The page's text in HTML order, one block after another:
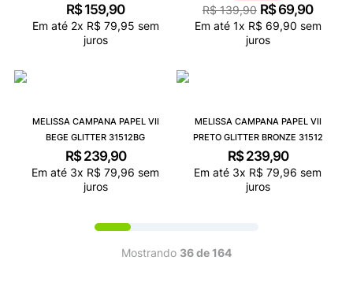
32995
R$ 159,90
Em até 2x R$ 79,95 sem
juros
R$ 139,90 R$ 69,90
Em até 1x R$ 69,90 sem
juros
MELISSA CAMPANA PAPEL VII
BEGE GLITTER 31512BG
R$ 239,90
Em até 3x R$ 79,96 sem
juros
MELISSA CAMPANA PAPEL VII
PRETO GLITTER BRONZE 31512
R$ 239,90
Em até 3x R$ 79,96 sem
juros
Mostrando 36 de 164